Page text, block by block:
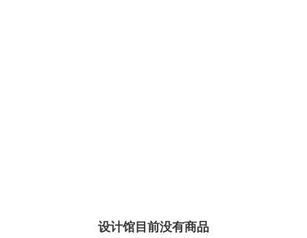
设计馆目前没有商品